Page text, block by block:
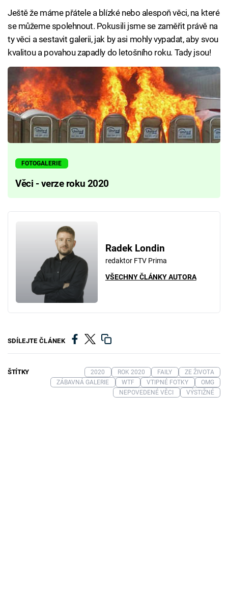
Ještě že máme přátele a blízké nebo alespoň věci, na které
se můžeme spolehnout. Pokusili jsme se zaměřit právě na
ty věci a sestavit galerii, jak by asi mohly vypadat, aby svou
kvalitou a povahou zapadly do letošního roku. Tady jsou!
FOTOGALERIE
Věci - verze roku 2020
Radek Londin
redaktor FTV Prima
VŠECHNY ČLÁNKY AUTORA
SDÍLEJTE ČLÁNEK
ŠTÍTKY 2020 ROK 2020 FAILY
ZE ŽIVOTA
ZÁBAVNÁ GALERIE
WTF VTIPNÉ FOTKY
OMG
NEPOVEDENÉ VĚCI
VÝSTIŽNÉ